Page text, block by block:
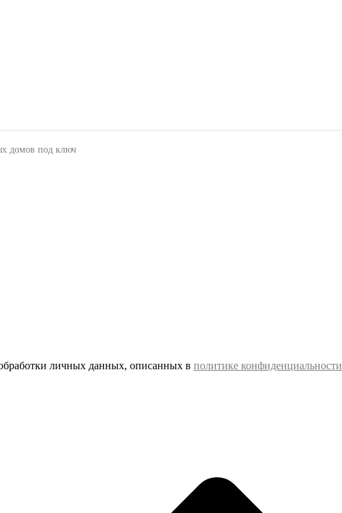
домов под ключ
личных данных, описанных в политике конфиденциальности